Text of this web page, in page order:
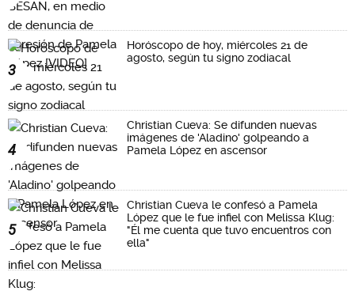
3
Horóscopo de hoy, miércoles 21 de
agosto, según tu signo zodiacal
4
Christian Cueva: Se difunden nuevas
imágenes de 'Aladino' golpeando a
Pamela López en ascensor
5
Christian Cueva le confesó a Pamela
López que le fue infiel con Melissa Klug:
"Él me cuenta que tuvo encuentros con
ella"